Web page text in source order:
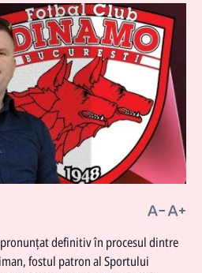
pronunțat definitiv în procesul dintre
fostul patron al Sportului